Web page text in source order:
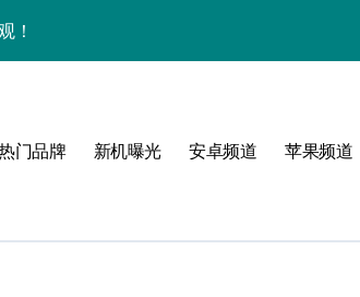
！
亮点
门品牌 新机曝光 安卓频道 苹果频道